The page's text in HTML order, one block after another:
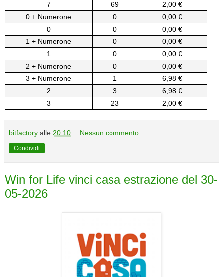
7
69
2,00 €
0 + Numerone
0
0,00 €
0
0
0,00 €
1 + Numerone
0
0,00 €
1
0
0,00 €
2 + Numerone
0
0,00 €
3 + Numerone
1
6,98 €
2
3
6,98 €
3
23 2,00 €
bitfactory alle 20:10 Nessun commento:
Condividi
Win for Life vinci casa estrazione del 30-
05-2026